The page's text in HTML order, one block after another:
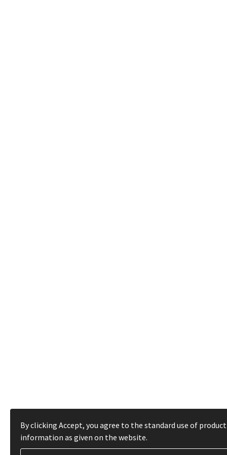
By clicking Accept, you agree to the standard use of product
information as given on the website.